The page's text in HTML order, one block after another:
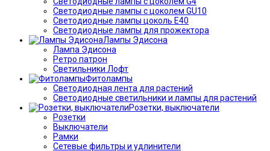
Светодиодные лампы с цоколем GU10
Светодиодные лампы цоколь Е40
Светодиодные лампы для прожектора
Лампы Эдисона
Лампа Эдисона
Ретро патрон
Светильники Лофт
Фитолампы
Светодиодная лента для растений
Светодиодные светильники и лампы для растений
Розетки, выключатели
Розетки
Выключатели
Рамки
Сетевые фильтры и удлинители